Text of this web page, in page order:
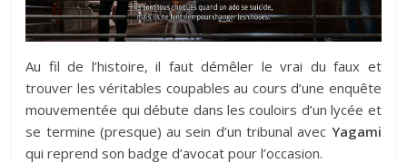
Au fil de l’histoire, il faut démêler le vrai du faux et
trouver les véritables coupables au cours d’une enquête
mouvementée qui débute dans les couloirs d’un lycée et
se termine (presque) au sein d’un tribunal avec Yagami
qui reprend son badge d’avocat pour l’occasion.